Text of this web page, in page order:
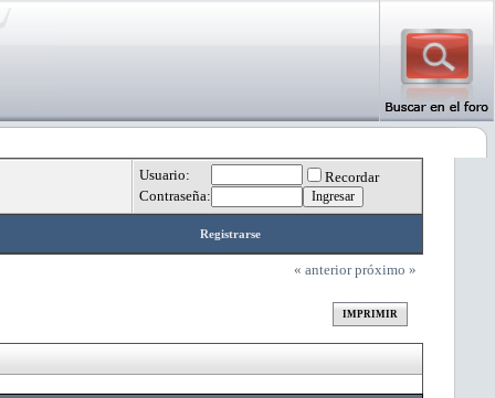
Usuario:
Recordar
Contraseña:
Registrarse
« anterior próximo »
IMPRIMIR